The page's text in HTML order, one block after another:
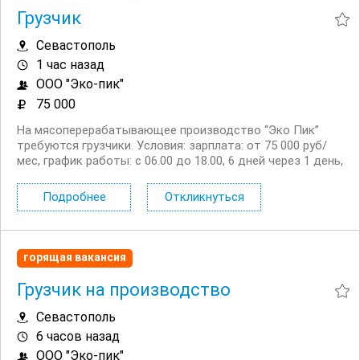
Грузчик
Севастополь
1 час назад
ООО "Эко-пик"
75 000
На мясоперерабатывающее производство “Эко Пик”
требуются грузчики. Условия: зарплата: от 75 000 руб/
мес, график работы: с 06.00 до 18.00, 6 дней через 1 день,
занятость в дружном коллективе, ...
Подробнее Откликнуться
горящая вакансия
Грузчик на производство
Севастополь
6 часов назад
ООО "Эко-пик"